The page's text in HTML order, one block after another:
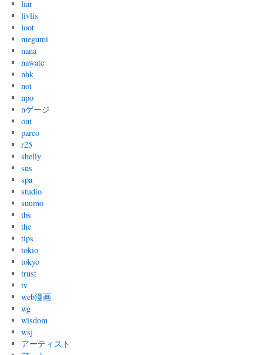
liar
livlis
loot
megumi
nana
nawate
nhk
not
npo
nゲージ
out
parco
r25
shelly
sns
spa
studio
suumo
tbs
the
tips
tokio
tokyo
trust
tv
web漫画
wg
wisdom
wsj
アーティスト